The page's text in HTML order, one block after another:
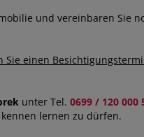
und vereinbaren Sie
Sie einen
unter Tel. 0699 / 120 000
lernen zu dürfen.